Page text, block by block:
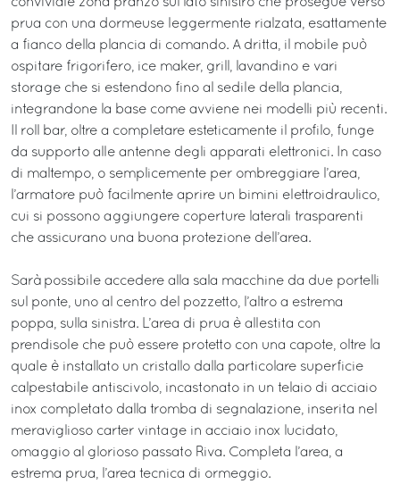
prua con una dormeuse leggermente rialzata, esattamente
a fianco della plancia di comando. A dritta, il mobile può
ospitare frigorifero, ice maker, grill, lavandino e vari
storage che si estendono fino al sedile della plancia,
integrandone la base come avviene nei modelli più recenti.
Il roll bar, oltre a completare esteticamente il profilo, funge
da supporto alle antenne degli apparati elettronici. In caso
di maltempo, o semplicemente per ombreggiare l’area,
l’armatore può facilmente aprire un bimini elettroidraulico,
cui si possono aggiungere coperture laterali trasparenti
che assicurano una buona protezione dell’area.
Sarà possibile accedere alla sala macchine da due portelli
sul ponte, uno al centro del pozzetto, l’altro a estrema
poppa, sulla sinistra. L’area di prua è allestita con
prendisole che può essere protetto con una capote, oltre la
quale è installato un cristallo dalla particolare superficie
calpestabile antiscivolo, incastonato in un telaio di acciaio
inox completato dalla tromba di segnalazione, inserita nel
meraviglioso carter vintage in acciaio inox lucidato,
omaggio al glorioso passato Riva. Completa l’area, a
estrema prua, l’area tecnica di ormeggio.